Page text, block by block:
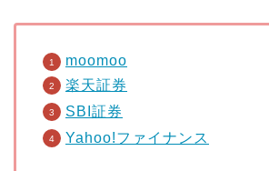
moomoo
楽天証券
SBI証券
Yahoo!ファイナンス